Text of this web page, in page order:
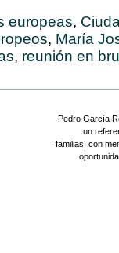
europeas,
, María
, reunión en
Pedro García
un
familias, con